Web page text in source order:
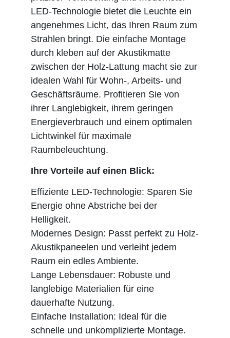
LED-Technologie bietet die Leuchte ein
angenehmes Licht, das Ihren Raum zum
Strahlen bringt. Die einfache Montage
durch kleben auf der Akustikmatte
zwischen der Holz-Lattung macht sie zur
idealen Wahl für Wohn-, Arbeits- und
Geschäftsräume. Profitieren Sie von
ihrer Langlebigkeit, ihrem geringen
Energieverbrauch und einem optimalen
Lichtwinkel für maximale
Raumbeleuchtung.
Ihre Vorteile auf einen Blick:
Effiziente LED-Technologie: Sparen Sie
Energie ohne Abstriche bei der
Helligkeit.
Modernes Design: Passt perfekt zu Holz-
Akustikpaneelen und verleiht jedem
Raum ein edles Ambiente.
Lange Lebensdauer: Robuste und
langlebige Materialien für eine
dauerhafte Nutzung.
Einfache Installation: Ideal für die
schnelle und unkomplizierte Montage.